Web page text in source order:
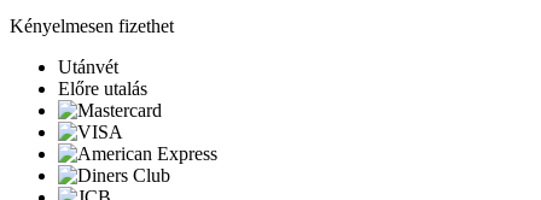
Kényelmesen fizethet
Utánvét
Előre utalás